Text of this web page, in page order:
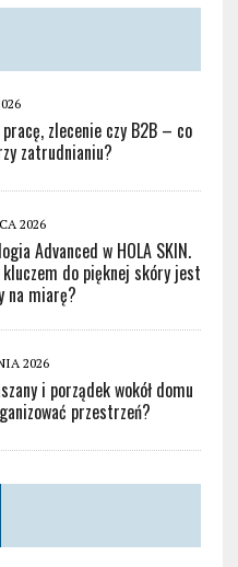
zlecenie czy B2B – co
zatrudnianiu?
2026
Advanced w HOLA SKIN.
kluczem do pięknej skóry jest
na miarę?
2026
i porządek wokół domu
przestrzeń?